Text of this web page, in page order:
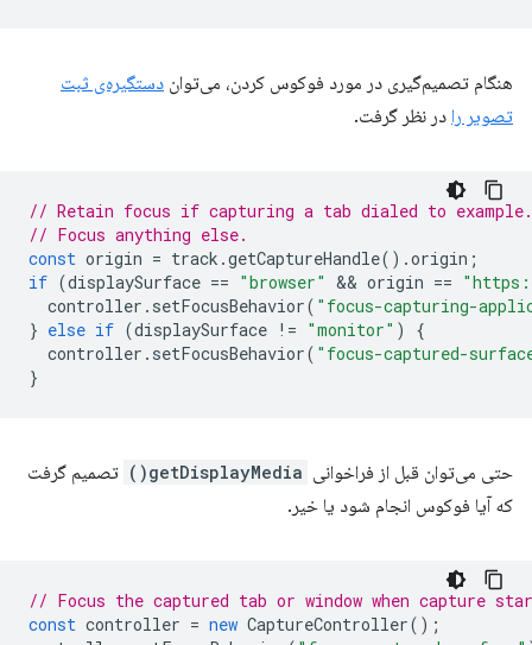
هنگام تصمیم‌گیری در مورد فوکوس کردن، می‌توان دستگیره‌ی ثبت
تصویر را در نظر گرفت.
// Retain focus if capturing a tab dialed to
// Focus anything else.
const origin = track .getCaptureHandle().origin ;
if (displaySurface == "browser" && origin ==
controller . setFocusBehavior( "focus-capturing-
} else if (displaySurface != "monitor" )
{
controller . setFocusBehavior( "focus-captured-
}
حتی می‌توان قبل از فراخوانی getDisplayMedia()
تصمیم گرفت
که آیا فوکوس انجام شود یا خیر.
// Focus the captured tab or window when capture
const controller = new CaptureController();